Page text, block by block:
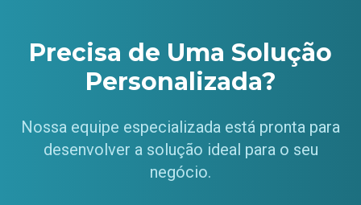
Precisa de Uma Solução
Personalizada?
Nossa equipe especializada está pronta para
desenvolver a solução ideal para o seu
negócio.